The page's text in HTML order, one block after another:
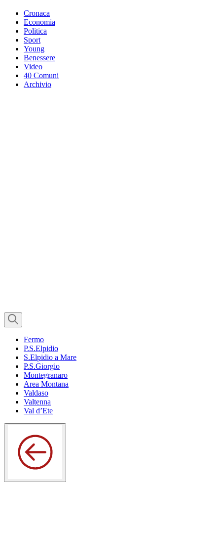
Cronaca
Economia
Politica
Sport
Young
Benessere
Video
40 Comuni
Archivio
Fermo
P.S.Elpidio
S.Elpidio a Mare
P.S.Giorgio
Montegranaro
Area Montana
Valdaso
Valtenna
Val d’Ete